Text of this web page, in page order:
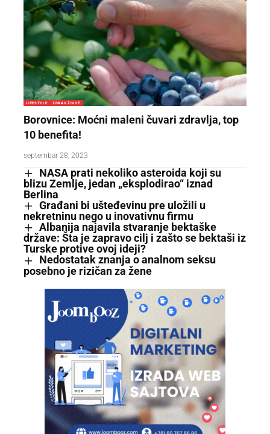
LIFESTYLE ZDRAV ŽIVOT
Borovnice: Moćni maleni čuvari zdravlja, top
10 benefita!
septembar 28, 2023
NASA prati nekoliko asteroida koji su
blizu Zemlje, jedan „eksplodirao“ iznad
Berlina
Građani bi ušteđevinu pre uložili u
nekretninu nego u inovativnu firmu
Albanija najavila stvaranje bektaške
države: Šta je zapravo cilj i zašto se bektaši iz
Turske protive ovoj ideji?
Nedostatak znanja o analnom seksu
posebno je rizičan za žene